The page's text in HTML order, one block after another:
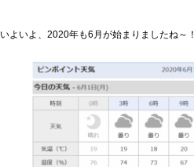
いよいよ、2020年も6月が始まりましたね～！